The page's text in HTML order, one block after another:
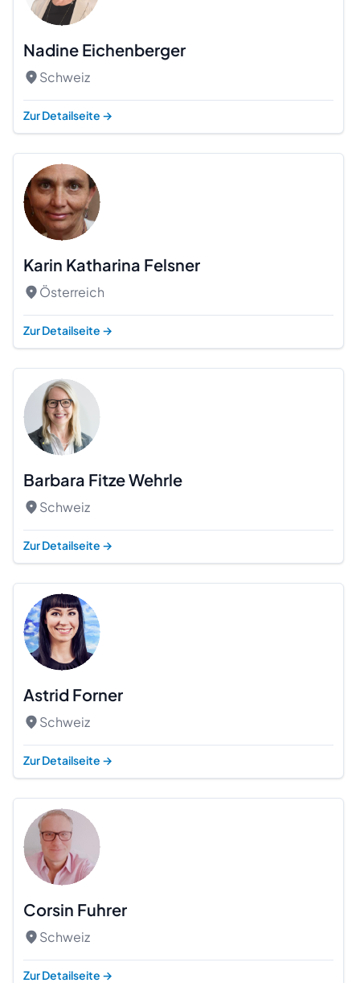
Nadine Eichenberger
Schweiz
Zur Detailseite →
Karin Katharina Felsner
Österreich
Zur Detailseite →
Barbara Fitze Wehrle
Schweiz
Zur Detailseite →
Astrid Forner
Schweiz
Zur Detailseite →
Corsin Fuhrer
Schweiz
Zur Detailseite →